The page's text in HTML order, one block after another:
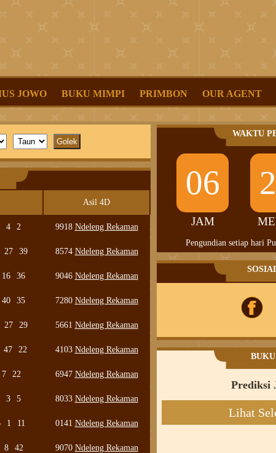
JOWO BUKU MIMPI PRIMBON OUR AGENT
Asil 4D
4 2 9918 Ndeleng Rekaman
27 39 8574 Ndeleng Rekaman
16 36 9046 Ndeleng Rekaman
40 35 7280 Ndeleng Rekaman
27 29 5661 Ndeleng Rekaman
47 22 4103 Ndeleng Rekaman
7 22 6947 Ndeleng Rekaman
3 5 8033 Ndeleng Rekaman
1 11 0141 Ndeleng Rekaman
8 42 9070 Ndeleng Rekaman
WAKTU
06
JAM
Pengundian setiap hari
Prediksi
Lihat